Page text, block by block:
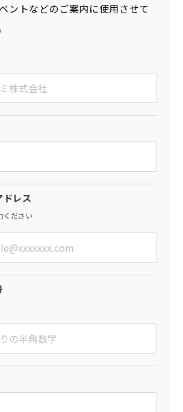
ントなどのご案内に使用させて
ドレス
ください